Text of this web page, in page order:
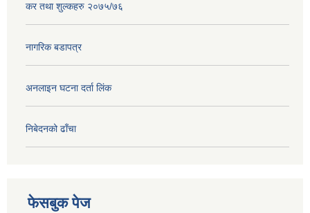
कर तथा शुल्कहरु २०७५/७६
नागरिक बडापत्र
अनलाइन घटना दर्ता लिंक
निबेदनको ढाँचा
फेसबुक पेज